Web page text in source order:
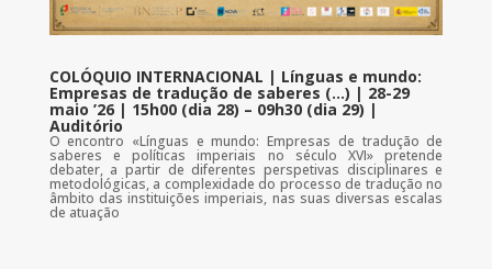
COLÓQUIO INTERNACIONAL | Línguas e mundo:
Empresas de tradução de saberes (…) | 28-29
maio ’26 | 15h00 (dia 28) – 09h30 (dia 29) |
Auditório
O encontro «Línguas e mundo: Empresas de tradução de
saberes e políticas imperiais no século XVI» pretende
debater, a partir de diferentes perspetivas disciplinares e
metodológicas, a complexidade do processo de tradução no
âmbito das instituições imperiais, nas suas diversas escalas
de atuação